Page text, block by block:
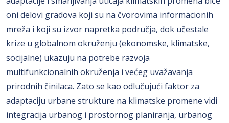
oni delovi gradova koji su na čvorovima informacionih
mreža i koji su izvor napretka područja, dok učestale
krize u globalnom okruženju (ekonomske, klimatske,
socijalne) ukazuju na potrebe razvoja
multifunkcionalnih okruženja i većeg uvažavanja
prirodnih činilaca. Zato se kao odlučujući faktor za
adaptaciju urbane strukture na klimatske promene vidi
integracija urbanog i prostornog planiranja, urbanog